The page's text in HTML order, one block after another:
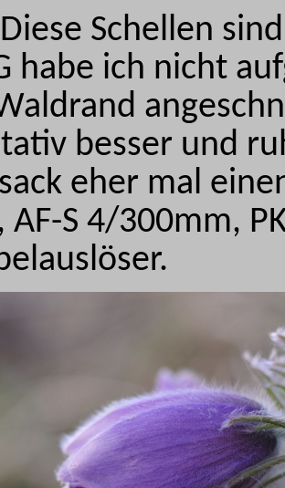
Schellen
habe ich nicht
besser und
eher mal
AF-S 4/300mm,